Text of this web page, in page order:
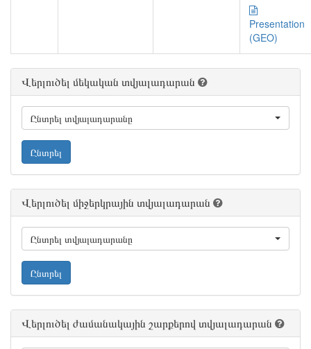
Presentation
(GEO)
Վերլուծել մեկական տվյալադարան
Ընտրել տվյալադարանը
Ընտրել
Վերլուծել միջերկրային տվյալադարան
Ընտրել տվյալադարանը
Ընտրել
Վերլուծել ժամանակային շարքերով տվյալադարան